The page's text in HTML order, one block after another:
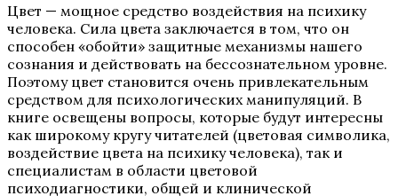
Цвет — мощное средство воздействия на психику
человека. Сила цвета заключается в том, что он
способен «обойти» защитные механизмы нашего
сознания и действовать на бессознательном уровне.
Поэтому цвет становится очень привлекательным
средством для психологических манипуляций. В
книге освещены вопросы, которые будут интересны
как широкому кругу читателей (цветовая символика,
воздействие цвета на психику человека), так и
специалистам в области цветовой
психодиагностики, общей и клинической